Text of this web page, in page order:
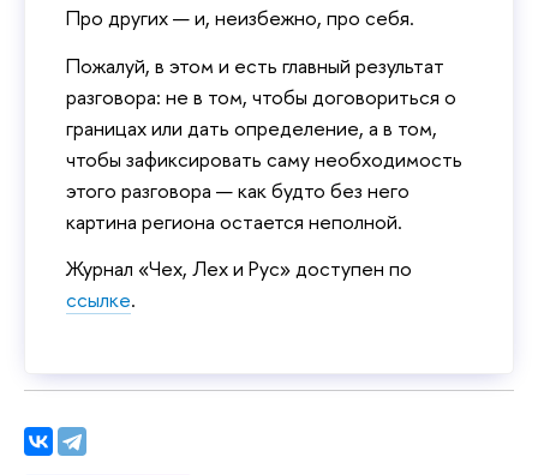
Про других — и, неизбежно, про себя.
Пожалуй, в этом и есть главный результат
разговора: не в том, чтобы договориться о
границах или дать определение, а в том,
чтобы зафиксировать саму необходимость
этого разговора — как будто без него
картина региона остается неполной.
Журнал «Чех, Лех и Рус» доступен по
ссылке.